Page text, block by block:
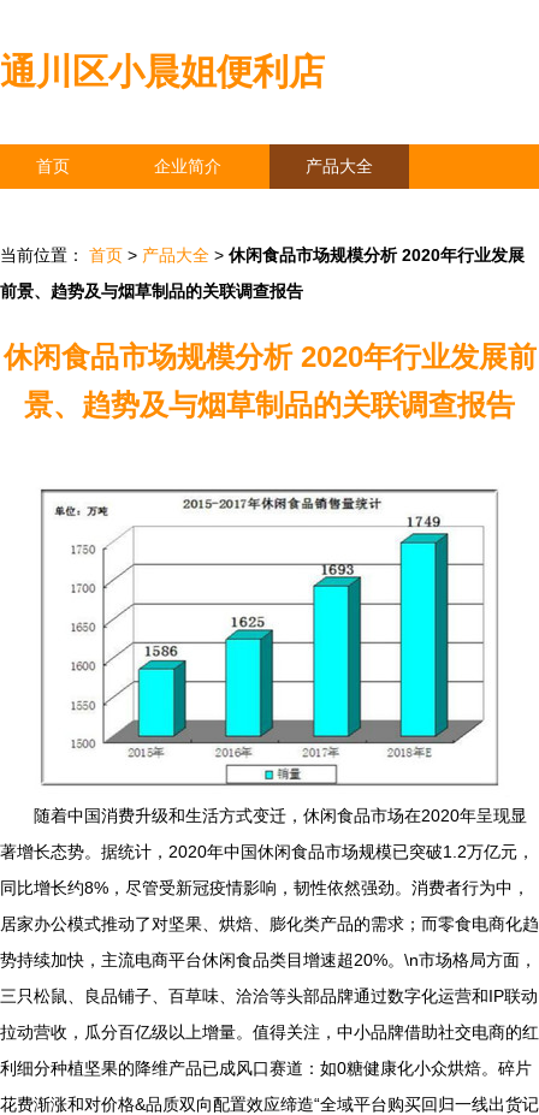
通川区小晨姐便利店
首页 企业简介 产品大全
当前位置： 首页 > 产品大全 > 休闲食品市场规模分析 2020年行业发展
前景、趋势及与烟草制品的关联调查报告
休闲食品市场规模分析 2020年行业发展前
景、趋势及与烟草制品的关联调查报告
随着中国消费升级和生活方式变迁，休闲食品市场在2020年呈现显
著增长态势。据统计，2020年中国休闲食品市场规模已突破1.2万亿元，
同比增长约8%，尽管受新冠疫情影响，韧性依然强劲。消费者行为中，
居家办公模式推动了对坚果、烘焙、膨化类产品的需求；而零食电商化趋
势持续加快，主流电商平台休闲食品类目增速超20%。\n市场格局方面，
三只松鼠、良品铺子、百草味、洽洽等头部品牌通过数字化运营和IP联动
拉动营收，瓜分百亿级以上增量。值得关注，中小品牌借助社交电商的红
利细分种植坚果的降维产品已成风口赛道：如0糖健康化小众烘焙。碎片
花费渐涨和对价格&品质双向配置效应缔造“全域平台购买回归一线出货记